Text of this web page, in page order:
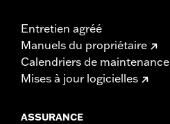
Entretien agréé
Manuels du propriétaire
Calendriers de maintenance
Mises à jour logicielles
ASSURANCE